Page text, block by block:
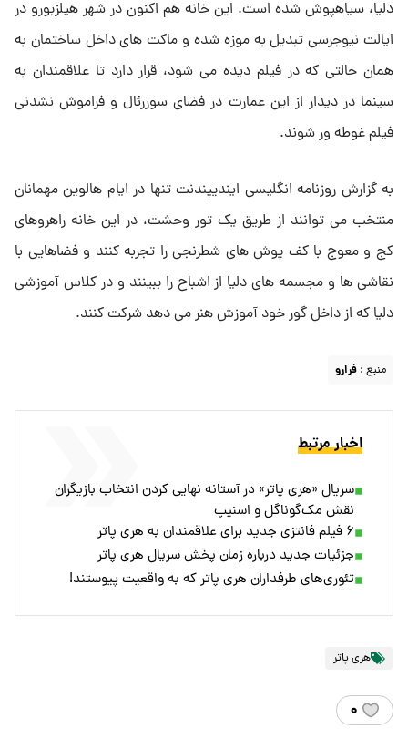
دلیا، سیاهپوش شده است. این خانه هم اکنون در شهر هیلزبورو در
ایالت نیوجرسی تبدیل به موزه شده و ماکت های داخل ساختمان به
همان حالتی که در فیلم دیده می شود، قرار دارد تا علاقمندان به
سینما در دیدار از این عمارت در فضای سوررئال و فراموش نشدنی
فیلم غوطه ور شوند.
به گزارش روزنامه انگلیسی ایندیپندنت تنها در ایام هالوین مهمانان
منتخب می توانند از طریق یک تور وحشت، در این خانه راهروهای
کج و معوج با کف پوش های شطرنجی را تجربه کنند و فضاهایی با
نقاشی ها و مجسمه های دلیا از اشباح را ببینند و در کلاس آموزشی
دلیا که از داخل گور خود آموزش هنر می دهد شرکت کنند.
منبع : فرارو
اخبار مرتبط
سریال «هری پاتر» در آستانه نهایی کردن انتخاب بازیگران
نقش مک‌گوناگل و اسنیپ
۶ فیلم فانتزی جدید برای علاقمندان به هری پاتر
جزئیات جدید درباره زمان پخش سریال هری پاتر
تئوری‌های طرفداران هری پاتر که به واقعیت پیوستند!
هری پاتر
۰